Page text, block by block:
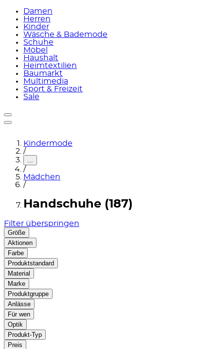
Damen
Herren
Kinder
Wäsche & Bademode
Schuhe
Möbel
Haushalt
Heimtextilien
Baumarkt
Multimedia
Sport & Freizeit
Sale
Kindermode
/
...
/
Mädchen
/
Handschuhe (187)
Filter überspringen
Größe
Aktionen
Farbe
Produktstandard
Material
Marke
Produktgruppe
Anlässe
Für wen
Optik
Produkt-Typ
Preis